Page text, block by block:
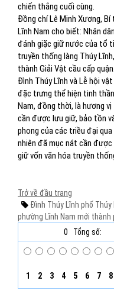
chiến thắng cuối cùng.
Đồng chí Lê Minh Xương,
Lĩnh Nam cho biết: Nhân
đánh giặc giữ nước của tổ
truyền thống làng Thúy
thành Giải Vật cầu cấp quận.
Đình Thúy Lĩnh và Lễ hội
đặc trưng thể hiện tinh
Nam, đồng thời, là hương
cần được lưu giữ, bảo tồn
phong của các triều đại
nhiên đã mục nát cần
giữ vốn văn hóa truyền
Trở về đầu trang
Đình Thúy Lĩnh phố Thúy
phường Lĩnh Nam mới thành
0
Tổng số:
1 2 3 4 5 6 7 8